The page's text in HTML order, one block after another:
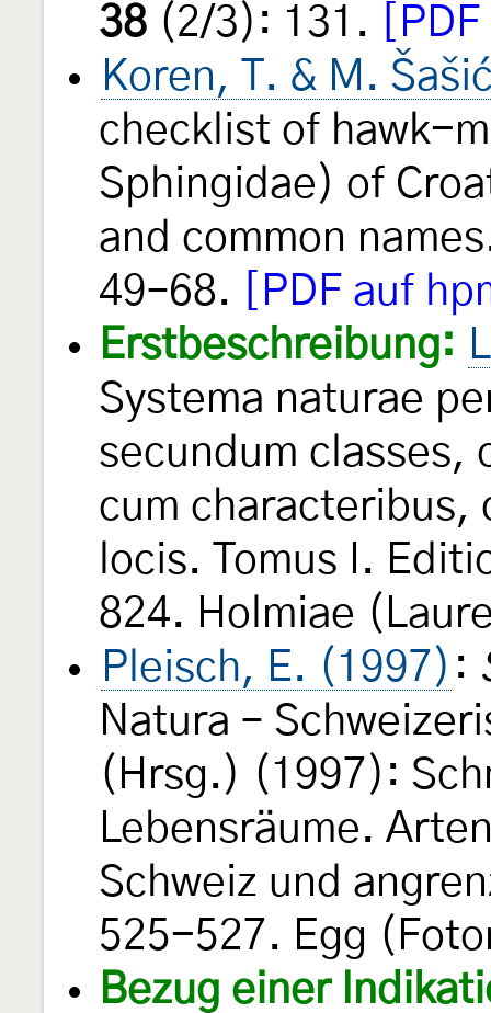
38 (2/3): 131.
Koren, T. & M.
checklist of hawk-
Sphingidae) of
and common
49–68.
[PDF auf
Erstbeschreibung:
Systema naturae
secundum classes,
cum characteribus,
locis. Tomus I.
824. Holmiae
Pleisch, E. (1997) :
Natura –
(Hrsg.) (1997):
Lebensräume.
Schweiz und
525-527. Egg
Bezug einer